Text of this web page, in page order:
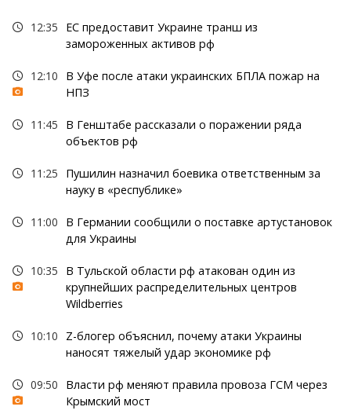
12:35
ЕС предоставит Украине транш из
замороженных активов рф
12:10
В Уфе после атаки украинских БПЛА пожар на
НПЗ
11:45
В Генштабе рассказали о поражении ряда
объектов рф
11:25
Пушилин назначил боевика ответственным за
науку в «республике»
11:00
В Германии сообщили о поставке артустановок
для Украины
10:35
В Тульской области рф атакован один из
крупнейших распределительных центров
Wildberries
10:10
Z-блогер объяснил, почему атаки Украины
наносят тяжелый удар экономике рф
09:50
Власти рф меняют правила провоза ГСМ через
Крымский мост